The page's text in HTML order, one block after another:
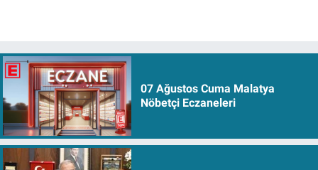
07 Ağustos Cuma Malatya
Nöbetçi Eczaneleri